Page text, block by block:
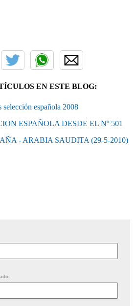
EN ESTE BLOG:
selección española 2008
ESPAÑOLA DESDE EL Nº 501
- ARABIA SAUDITA (29-5-2010)